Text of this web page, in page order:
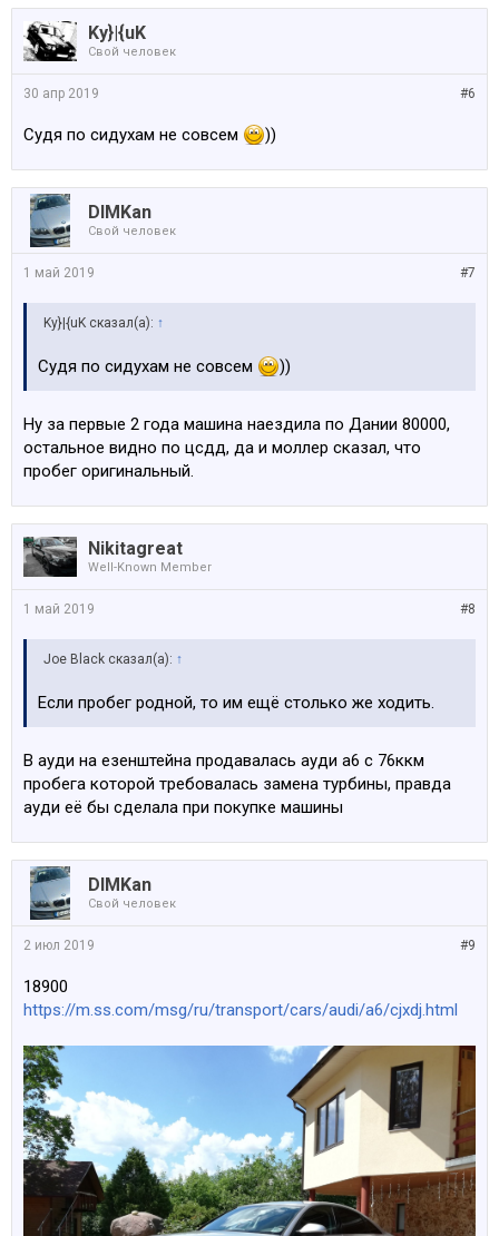
Ky}|{uK
Свой человек
#6
30 апр 2019
Судя по сидухам не совсем ))
DIMKan
Свой человек
#7
1 май 2019
Ky}|{uK сказал(а): ↑
Судя по сидухам не совсем ))
Ну за первые 2 года машина наездила по Дании 80000,
остальное видно по цсдд, да и моллер сказал, что
пробег оригинальный.
Nikitagreat
Well-Known Member
#8
1 май 2019
Joe Black сказал(а): ↑
Если пробег родной, то им ещё столько же ходить.
В ауди на езенштейна продавалась ауди а6 с 76ккм
пробега которой требовалась замена турбины, правда
ауди её бы сделала при покупке машины
DIMKan
Свой человек
#9
2 июл 2019
18900
https://m.ss.com/msg/ru/transport/cars/audi/a6/cjxdj.html